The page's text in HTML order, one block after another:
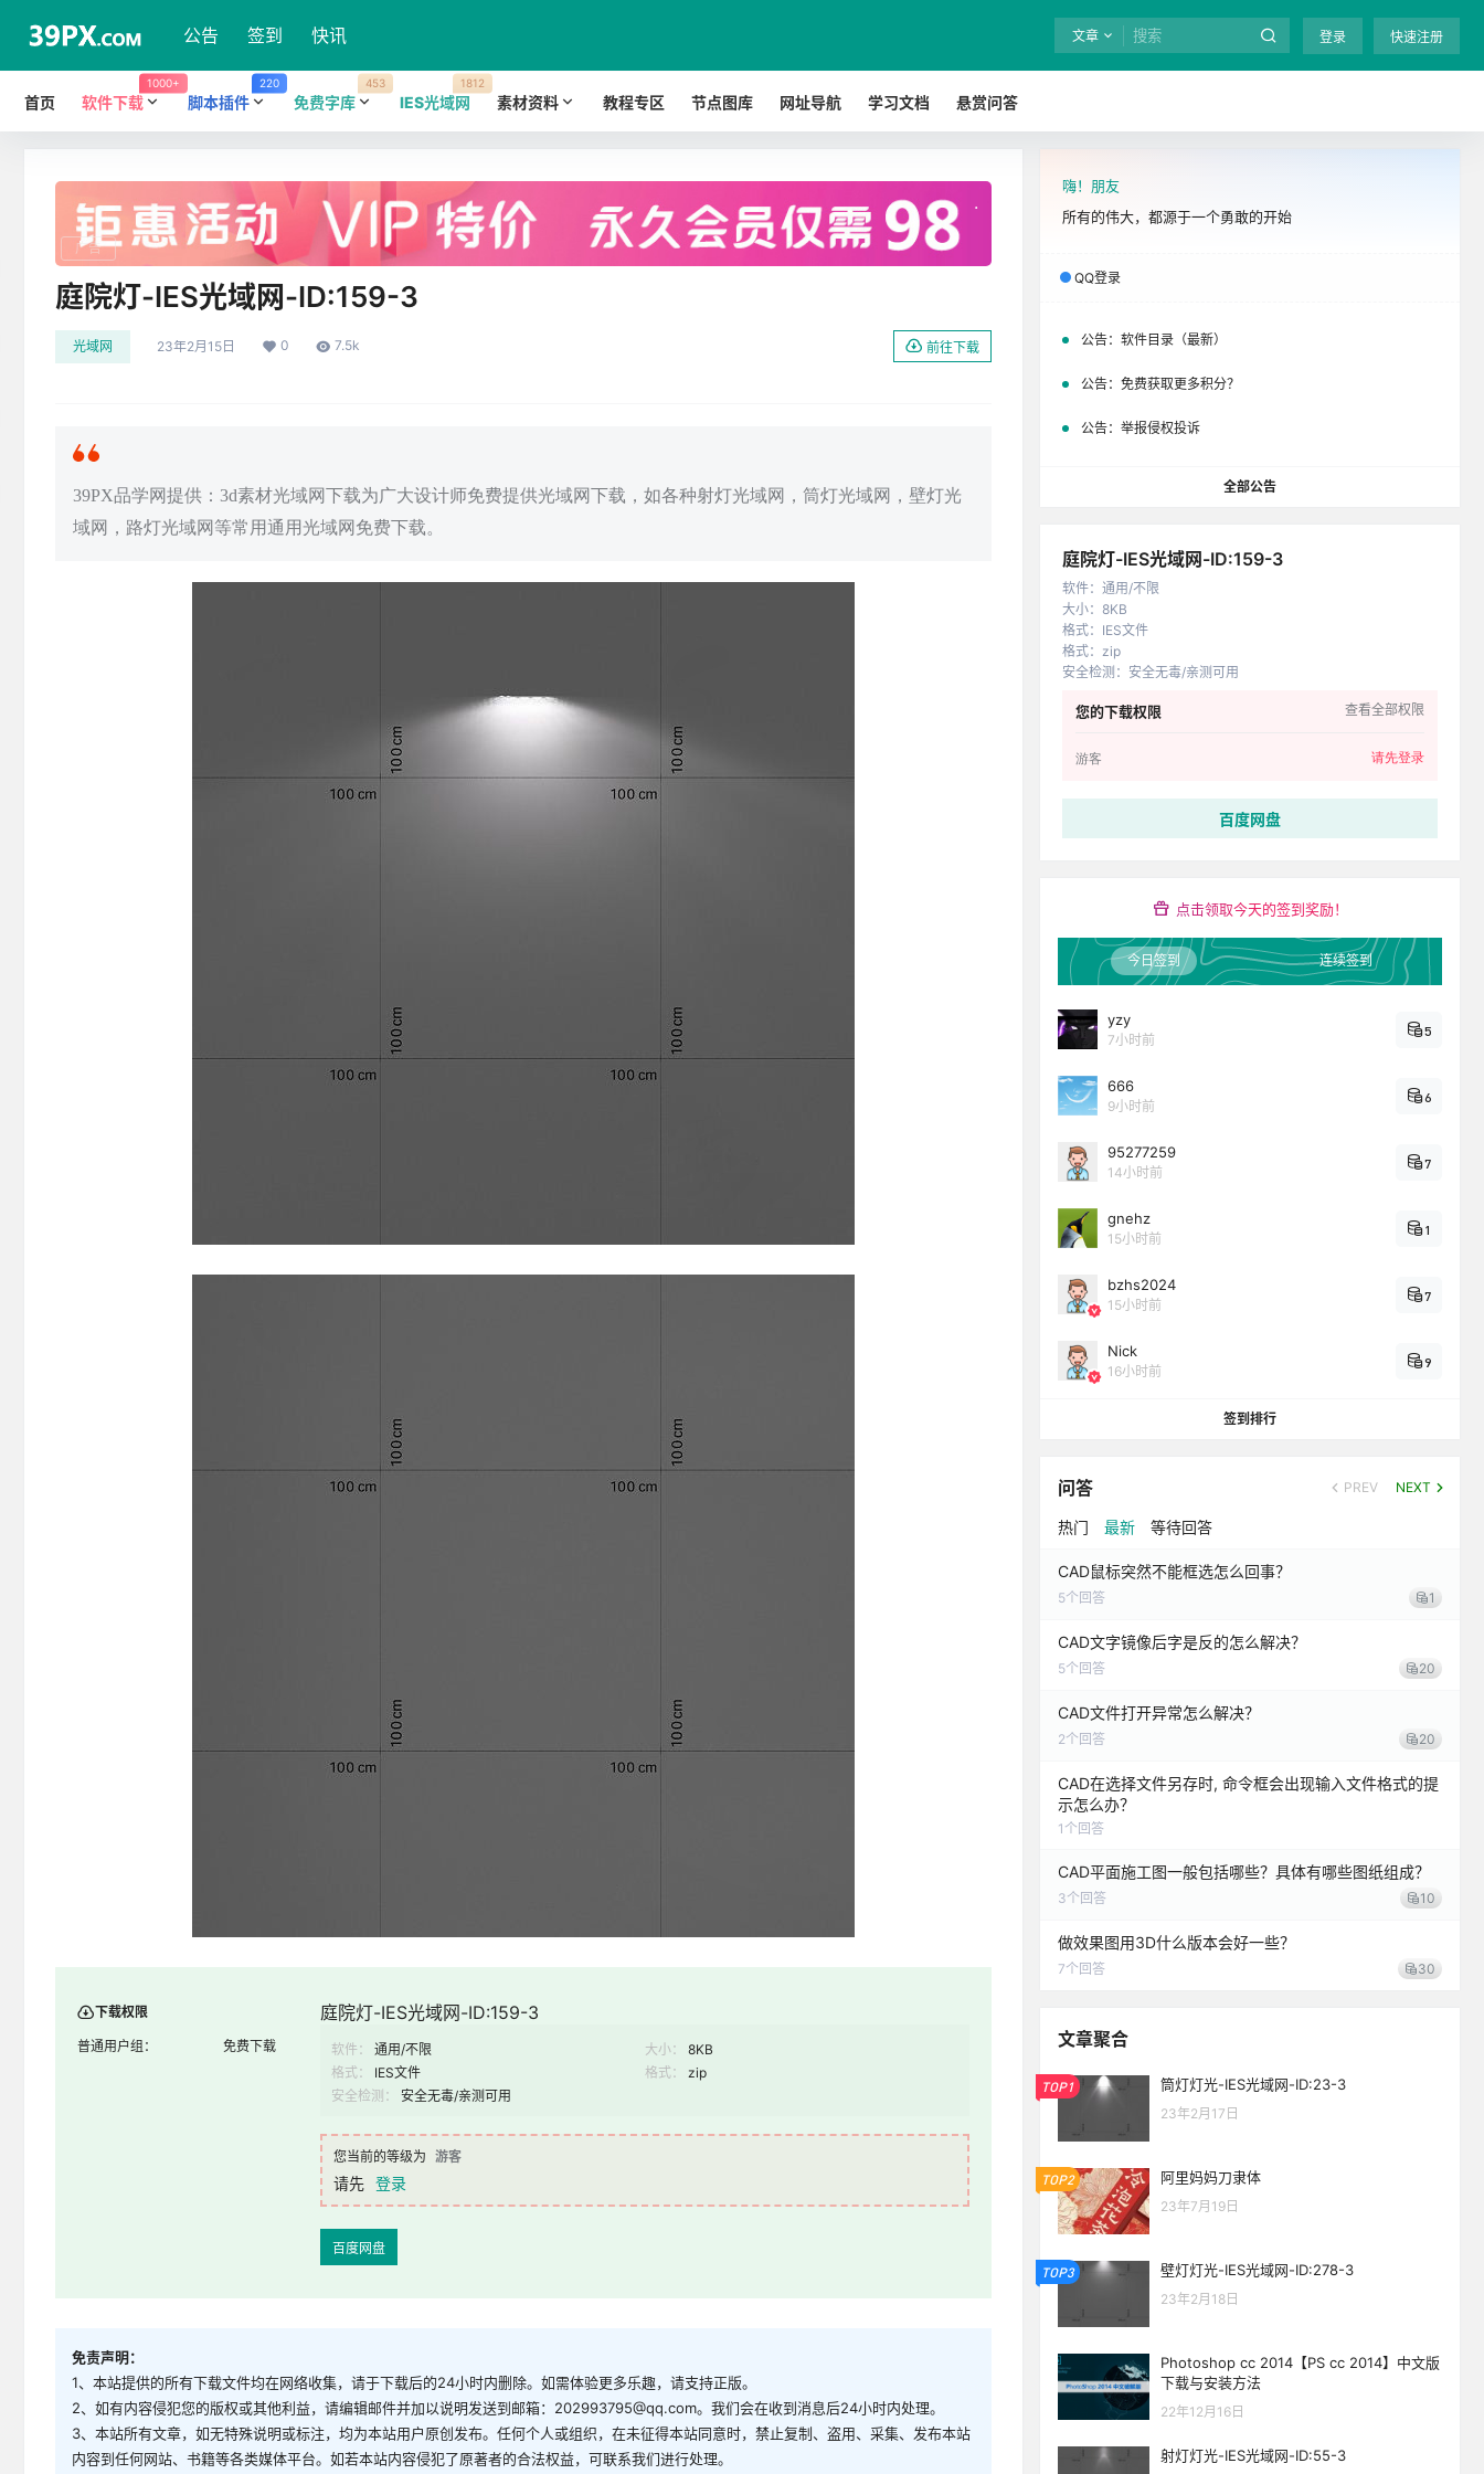
公告 签到 快讯 文章 登录 快速注册
首页 软件下载
1000+
脚本插件
220
免费字库
453
IES光域网
1812
素材资料 教程专区 节点图库 网址导航 学习文档 悬赏问答
. 全站终身免费下载！ 立即开通
广告
庭院灯-IES光域网-ID:159-3
光域网 23年2月15日 0 7.5k 前往下载
39PX品学网提供：3d素材光域网下载为广大设计师免费提供光域网下载，如各种射灯光域网，筒灯光域网，壁灯光
域网，路灯光域网等常用通用光域网免费下载。
下载权限
普通用户组： 免费下载
庭院灯-IES光域网-ID:159-3
软件： 通用/不限 大小：
8KB
格式：
IES文件 格式：
zip
安全检测：
安全无毒/亲测可用
您当前的等级为 游客
请先 登录
百度网盘
免责声明：
1、本站提供的所有下载文件均在网络收集，请于下载后的24小时内删除。如需体验更多乐趣，请支持正版。
2、如有内容侵犯您的版权或其他利益，请编辑邮件并加以说明发送到邮箱：202993795@qq.com。我们会在收到消息后24小时内处理。
3、本站所有文章，如无特殊说明或标注，均为本站用户原创发布。任何个人或组织，在未征得本站同意时，禁止复制、盗用、采集、发布本站
内容到任何网站、书籍等各类媒体平台。如若本站内容侵犯了原著者的合法权益，可联系我们进行处理。
嗨！朋友
所有的伟大，都源于一个勇敢的开始
QQ登录
公告： 软件目录（最新）
公告： 免费获取更多积分？
公告： 举报侵权投诉
全部公告
庭院灯-IES光域网-ID:159-3
软件： 通用/不限
大小： 8KB
格式： IES文件
格式： zip
安全检测 ： 安全无毒/亲测可用
您的下载权限 查看全部权限
游客 请先登录
百度网盘
点击领取今天的签到奖励！
今日签到 连续签到
yzy
7小时前
5
666
9小时前
6
95277259
14小时前
7
gnehz
15小时前
1
bzhs2024
15小时前
7
Nick
16小时前
9
签到排行
问答 PREV NEXT
热门 最新 等待回答
CAD鼠标突然不能框选怎么回事？
5个回答 1
CAD文字镜像后字是反的怎么解决？
5个回答 20
CAD文件打开异常怎么解决？
2个回答 20
CAD在选择文件另存时, 命令框会出现输入文件格式的提
示怎么办？
1 个回答
CAD平面施工图一般包括哪些？具体有哪些图纸组成？
3个回答 10
做效果图用3D什么版本会好一些？
7个回答 30
文章聚合
TOP1 筒灯灯光-IES光域网-ID:23-3
23年2月17日
TOP2 阿里妈妈刀隶体
23年7月19日
TOP3 壁灯灯光-IES光域网-ID:278-3
23年2月18日
Photoshop cc 2014【PS cc 2014】中文版
下载与安装方法
22年12月16日
射灯灯光-IES光域网-ID:55-3